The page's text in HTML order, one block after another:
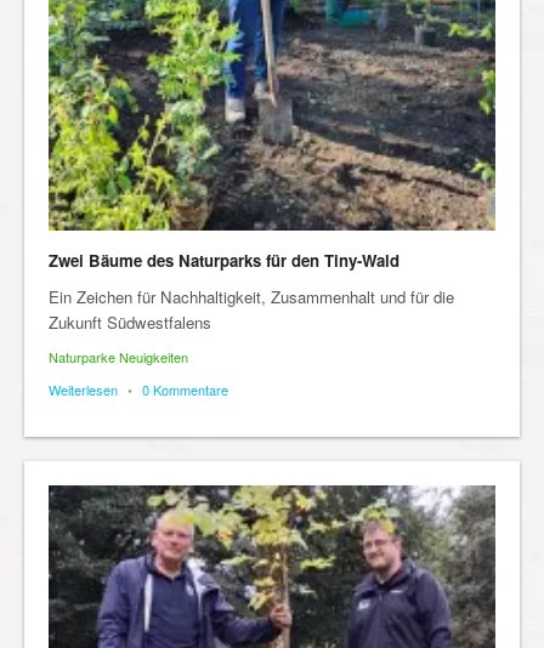
Zwei Bäume des Naturparks für den Tiny-Wald
Ein Zeichen für Nachhaltigkeit, Zusammenhalt und für die
Zukunft Südwestfalens
Naturparke Neuigkeiten
Weiterlesen • 0 Kommentare